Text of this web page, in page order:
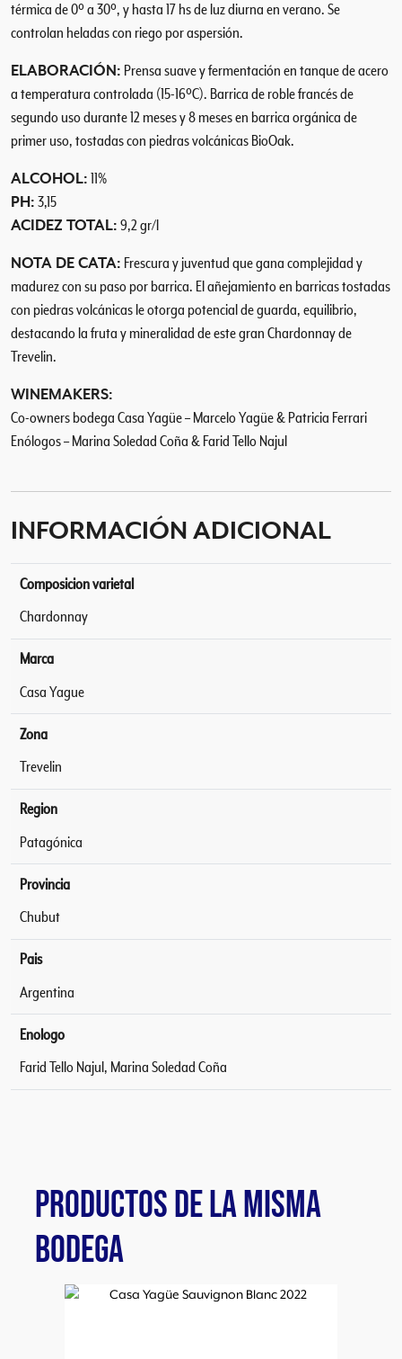
e
c
n
t
i
d
d
térmica de 0º a 30º, y hasta 17 hs de luz diurna en verano. Se
controlan heladas con riego por aspersión.
ELABORACIÓN: Prensa suave y fermentación en tanque de acero
a temperatura controlada (15-16ºC). Barrica de roble francés de
segundo uso durante 12 meses y 8 meses en barrica orgánica de
primer uso, tostadas con piedras volcánicas BioOak.
ALCOHOL: 11%
PH: 3,15
ACIDEZ TOTAL: 9,2 gr/l
NOTA DE CATA: Frescura y juventud que gana complejidad y
madurez con su paso por barrica. El añejamiento en barricas tostadas
con piedras volcánicas le otorga potencial de guarda, equilibrio,
destacando la fruta y mineralidad de este gran Chardonnay de
Trevelin.
WINEMAKERS:
Co-owners bodega Casa Yagüe – Marcelo Yagüe & Patricia Ferrari
Enólogos – Marina Soledad Coña & Farid Tello Najul
INFORMACIÓN ADICIONAL
Composicion varietal
Chardonnay
Marca
Casa Yague
Zona
Trevelin
Region
Patagónica
Provincia
Chubut
Pais
Argentina
Enologo
Farid Tello Najul, Marina Soledad Coña
PRODUCTOS DE LA MISMA
BODEGA